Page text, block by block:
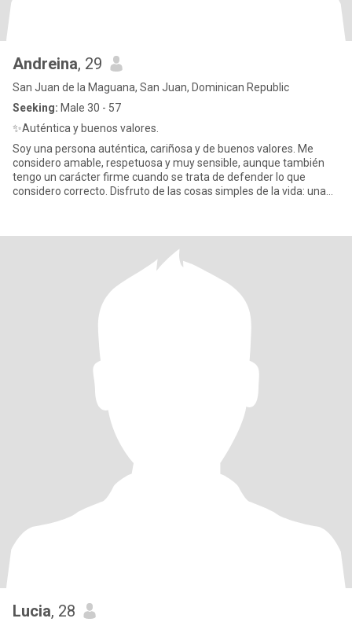
Andreina, 29
San Juan de la Maguana, San Juan, Dominican Republic
Seeking: Male 30 - 57
✨Auténtica y buenos valores.
Soy una persona auténtica, cariñosa y de buenos valores. Me
considero amable, respetuosa y muy sensible, aunque también
tengo un carácter firme cuando se trata de defender lo que
considero correcto. Disfruto de las cosas simples de la vida: una
Lucia, 28